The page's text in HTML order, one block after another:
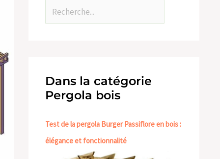
Dans la catégorie
Pergola bois
Test de la pergola Burger Passiflore en bois :
élégance et fonctionnalité